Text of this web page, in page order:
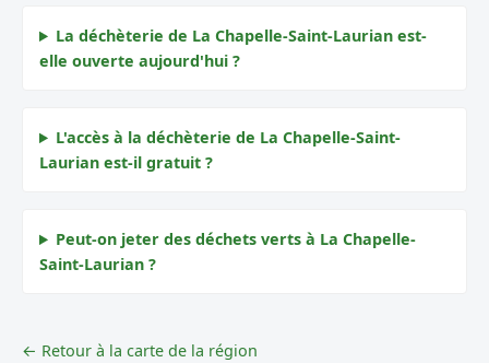
La déchèterie de La Chapelle-Saint-Laurian est-
elle ouverte aujourd'hui ?
L'accès à la déchèterie de La Chapelle-Saint-
Laurian est-il gratuit ?
Peut-on jeter des déchets verts à La Chapelle-
Saint-Laurian ?
← Retour à la carte de la région